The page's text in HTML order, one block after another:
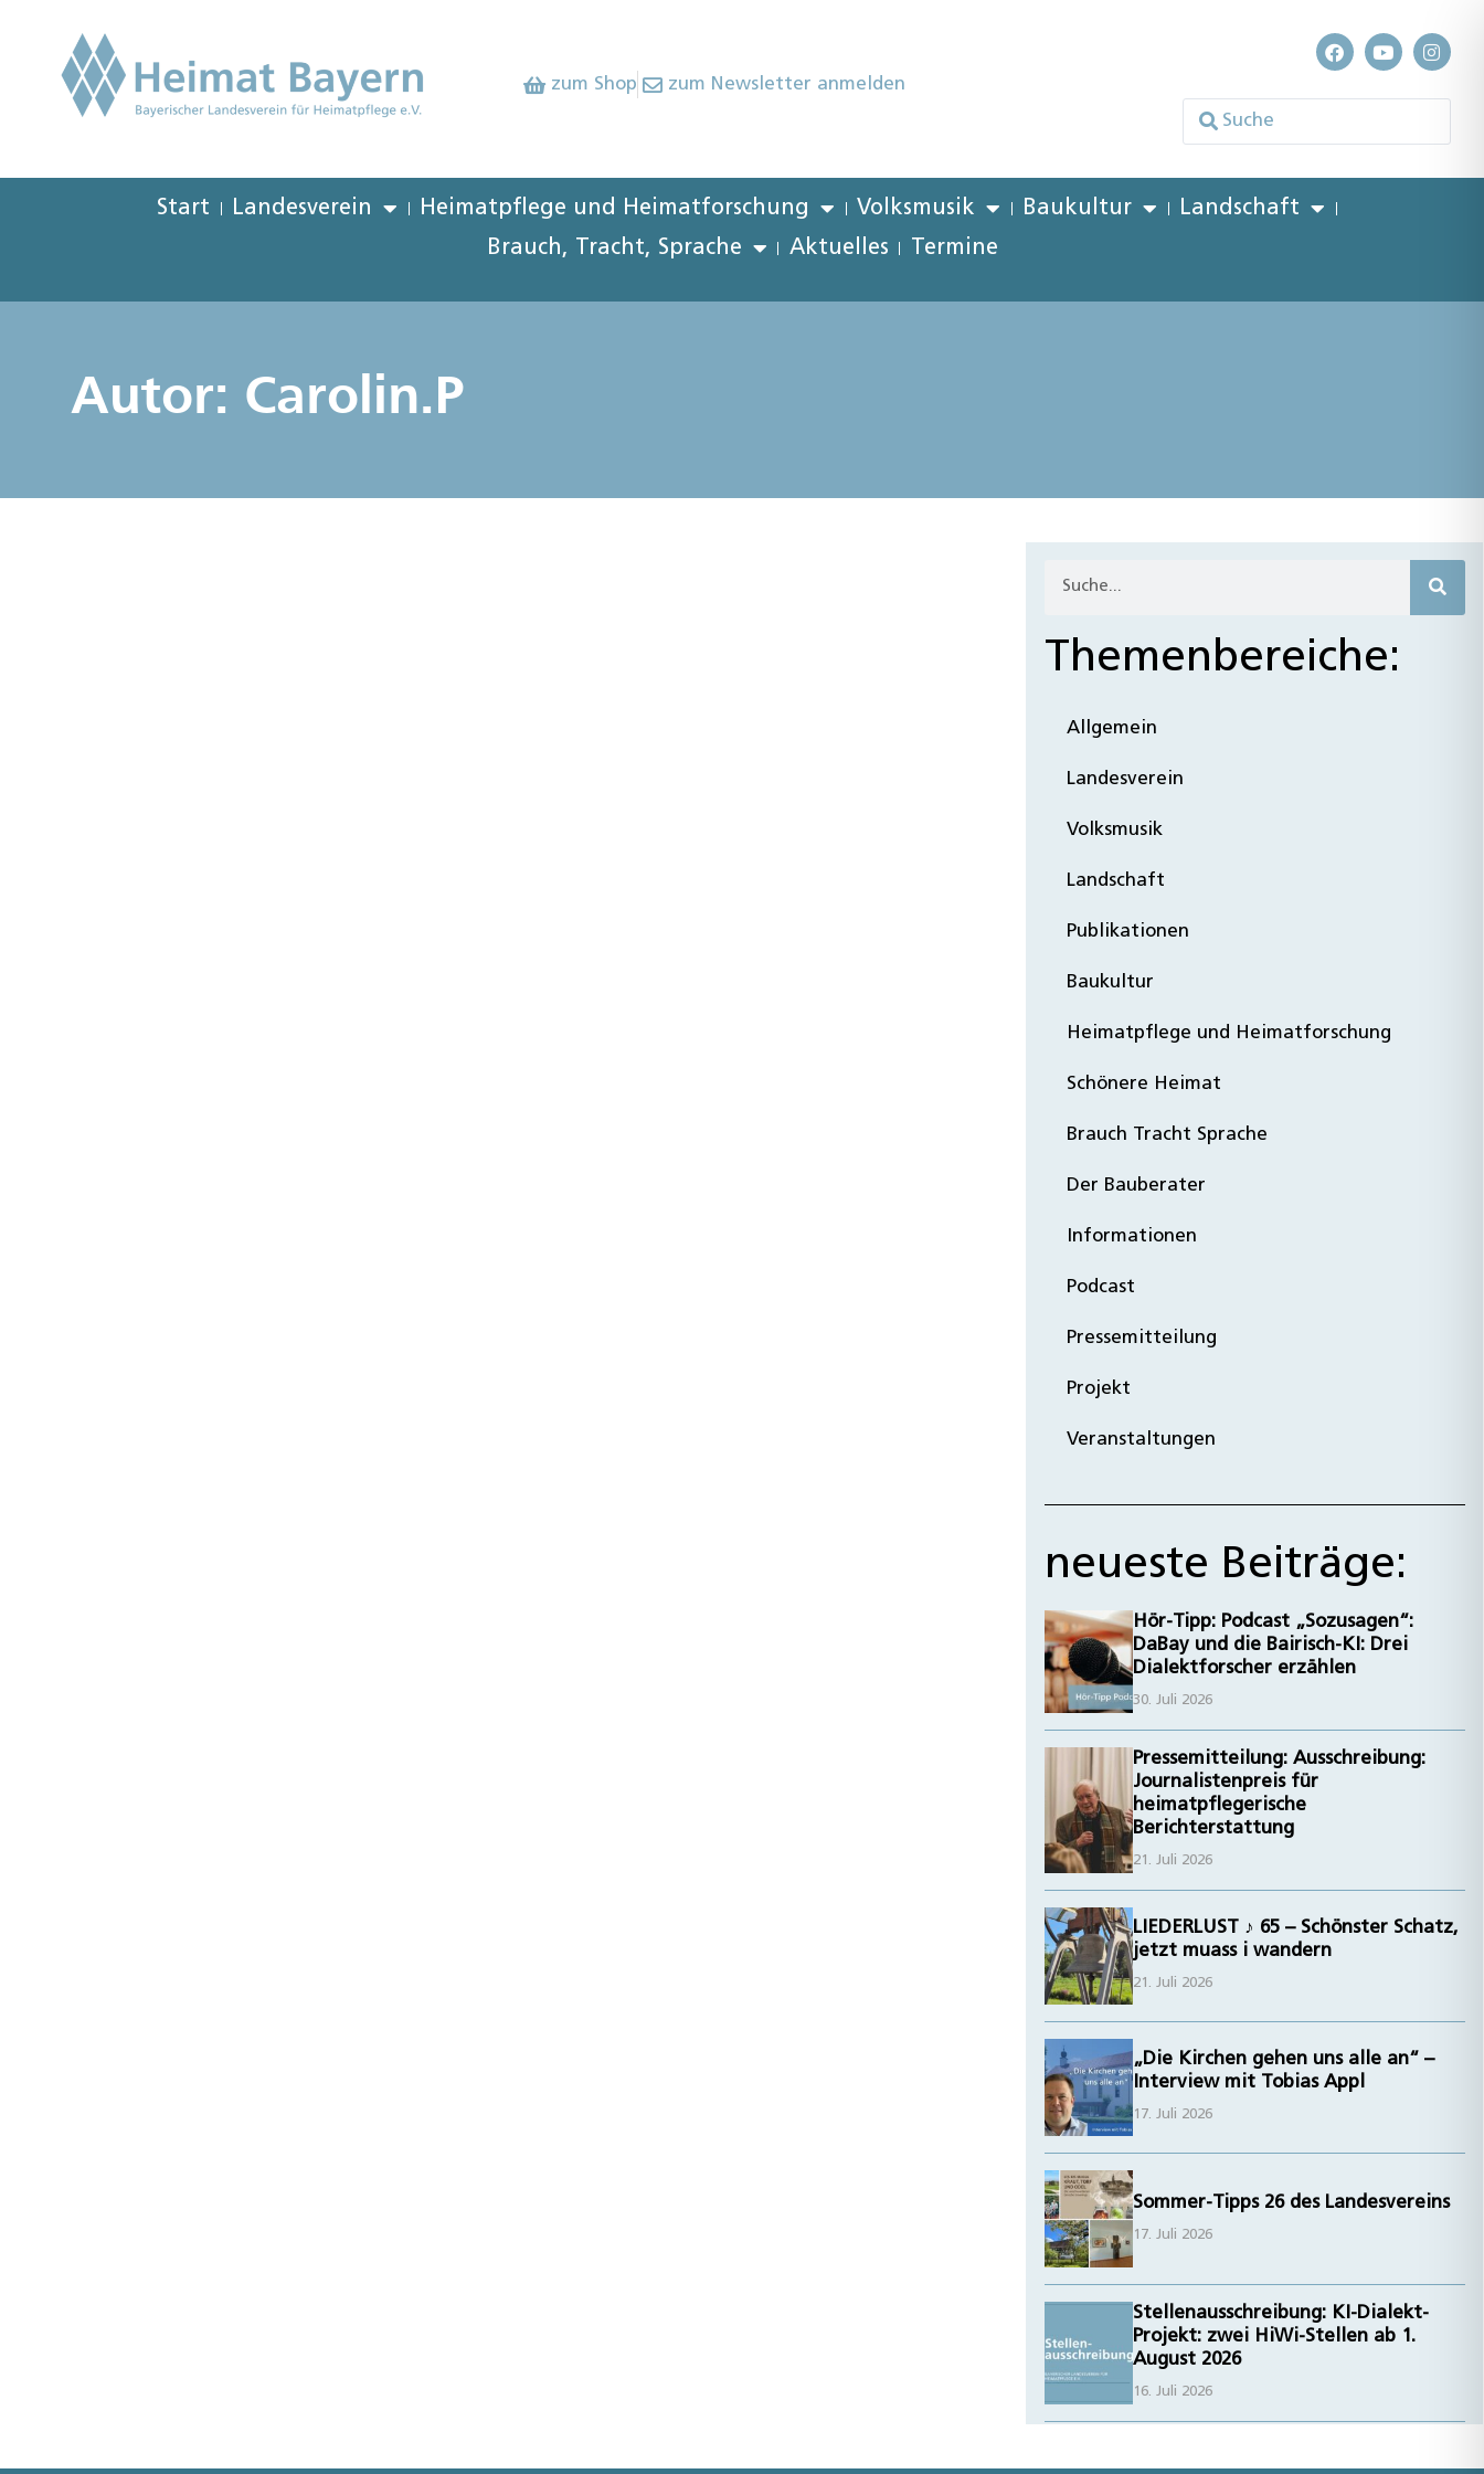
zum Shop zum Newsletter anmelden
Start Landesverein Heimatpflege und Heimatforschung Volksmusik Baukultur
Landschaft
Brauch, Tracht, Sprache
Aktuelles Termine
Autor: Carolin.P
Themenbereiche:
Allgemein
Landesverein
Volksmusik
Landschaft
Publikationen
Baukultur
Heimatpflege und Heimatforschung
Schönere Heimat
Brauch Tracht Sprache
Der Bauberater
Informationen
Podcast
Pressemitteilung
Projekt
Veranstaltungen
neueste Beiträge:
Hör-Tipp: Podcast „Sozusagen“:
DaBay und die Bairisch-KI: Drei
Dialektforscher erzählen
30. Juli 2026
Pressemitteilung: Ausschreibung:
Journalistenpreis für
heimatpflegerische
Berichterstattung
21. Juli 2026
LIEDERLUST ♪ 65 – Schönster Schatz,
jetzt muass i wandern
21. Juli 2026
„Die Kirchen gehen uns alle an“ –
Interview mit Tobias Appl
17. Juli 2026
Sommer-Tipps 26 des Landesvereins
17. Juli 2026
Stellenausschreibung: KI-Dialekt-
Projekt: zwei HiWi-Stellen ab 1.
August 2026
16. Juli 2026